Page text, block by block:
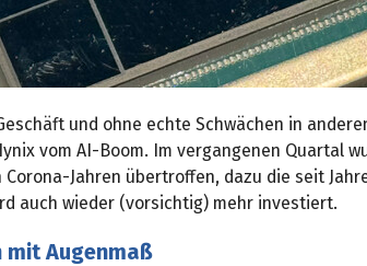
und ohne echte Schwächen in
vom AI-Boom. Im vergangenen Quartal
Jahren übertroffen, dazu die seit
auch wieder (vorsichtig) mehr investiert.
Augenmaß